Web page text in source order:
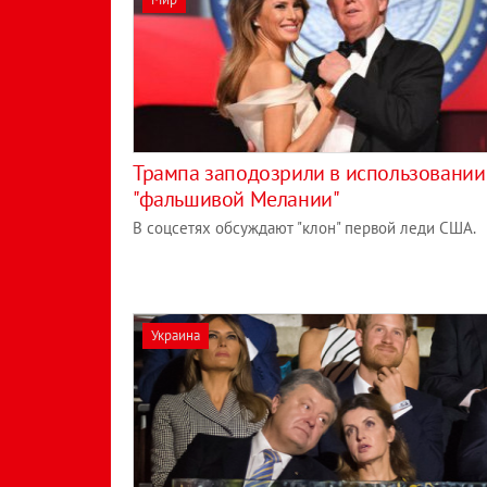
Трампа заподозрили в использовании
"фальшивой Мелании"
В соцсетях обсуждают "клон" первой леди США.
Украина